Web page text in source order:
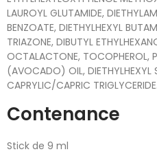
LAUROYL GLUTAMIDE,
BENZOATE, DIETHYLHEXYL
TRIAZONE, DIBUTYL
OCTALACTONE, TOCOPHEROL,
(AVOCADO) OIL, DIETHYLHEXYL
CAPRYLIC/CAPRIC TRIGLYCERIDE.
Contenance
Stick de 9 ml